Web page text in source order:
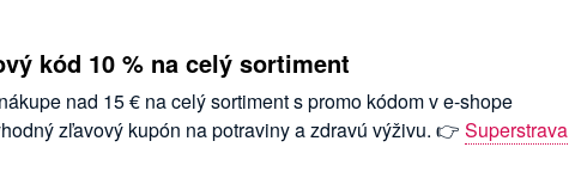
kód 10 % na celý sortiment
nad 15 € na celý sortiment s promo kódom v e-shope
zľavový kupón na potraviny a zdravú výživu. 👉 Superstrava